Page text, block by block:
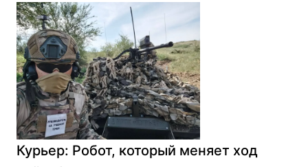
Курьер: Робот, который меняет ход